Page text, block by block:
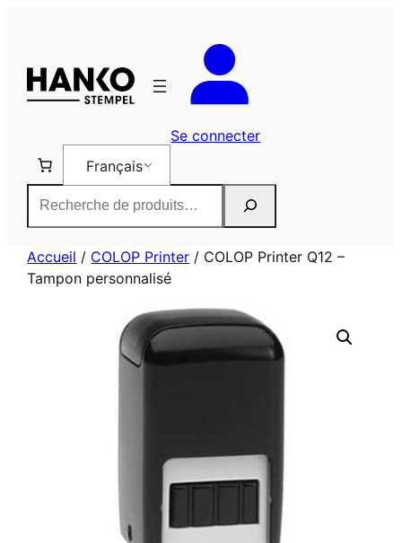
Se connecter
Français
Accueil / COLOP Printer / COLOP Printer Q12 –
Tampon personnalisé